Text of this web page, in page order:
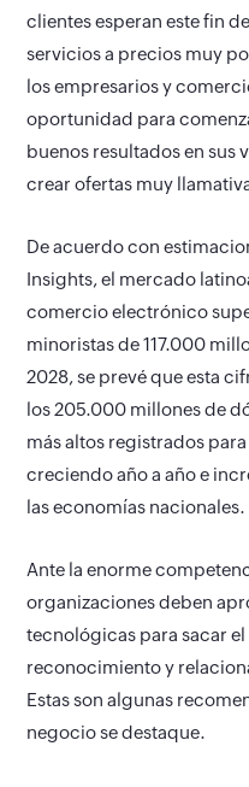
clientes esperan este fin
servicios a precios muy
los empresarios y
oportunidad para
buenos resultados en sus
crear ofertas muy
De acuerdo con
Insights, el mercado
comercio electrónico
minoristas de 117.000
2028, se prevé que esta
los 205.000 millones de
más altos registrados
creciendo año a año e
las economías nacionales.
Ante la enorme
organizaciones deben
tecnológicas para sacar
reconocimiento y
Estas son algunas
negocio se destaque.